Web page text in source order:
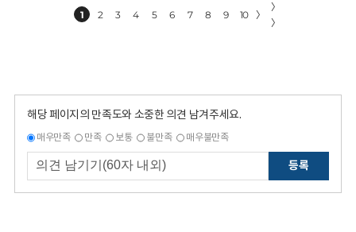
1 2 3 4 5 6 7 8 9 10 〉
〉
〉
해당 페이지의 만족도와 소중한 의견 남겨주세요.
매우만족 만족 보통 불만족 매우불만족
등록